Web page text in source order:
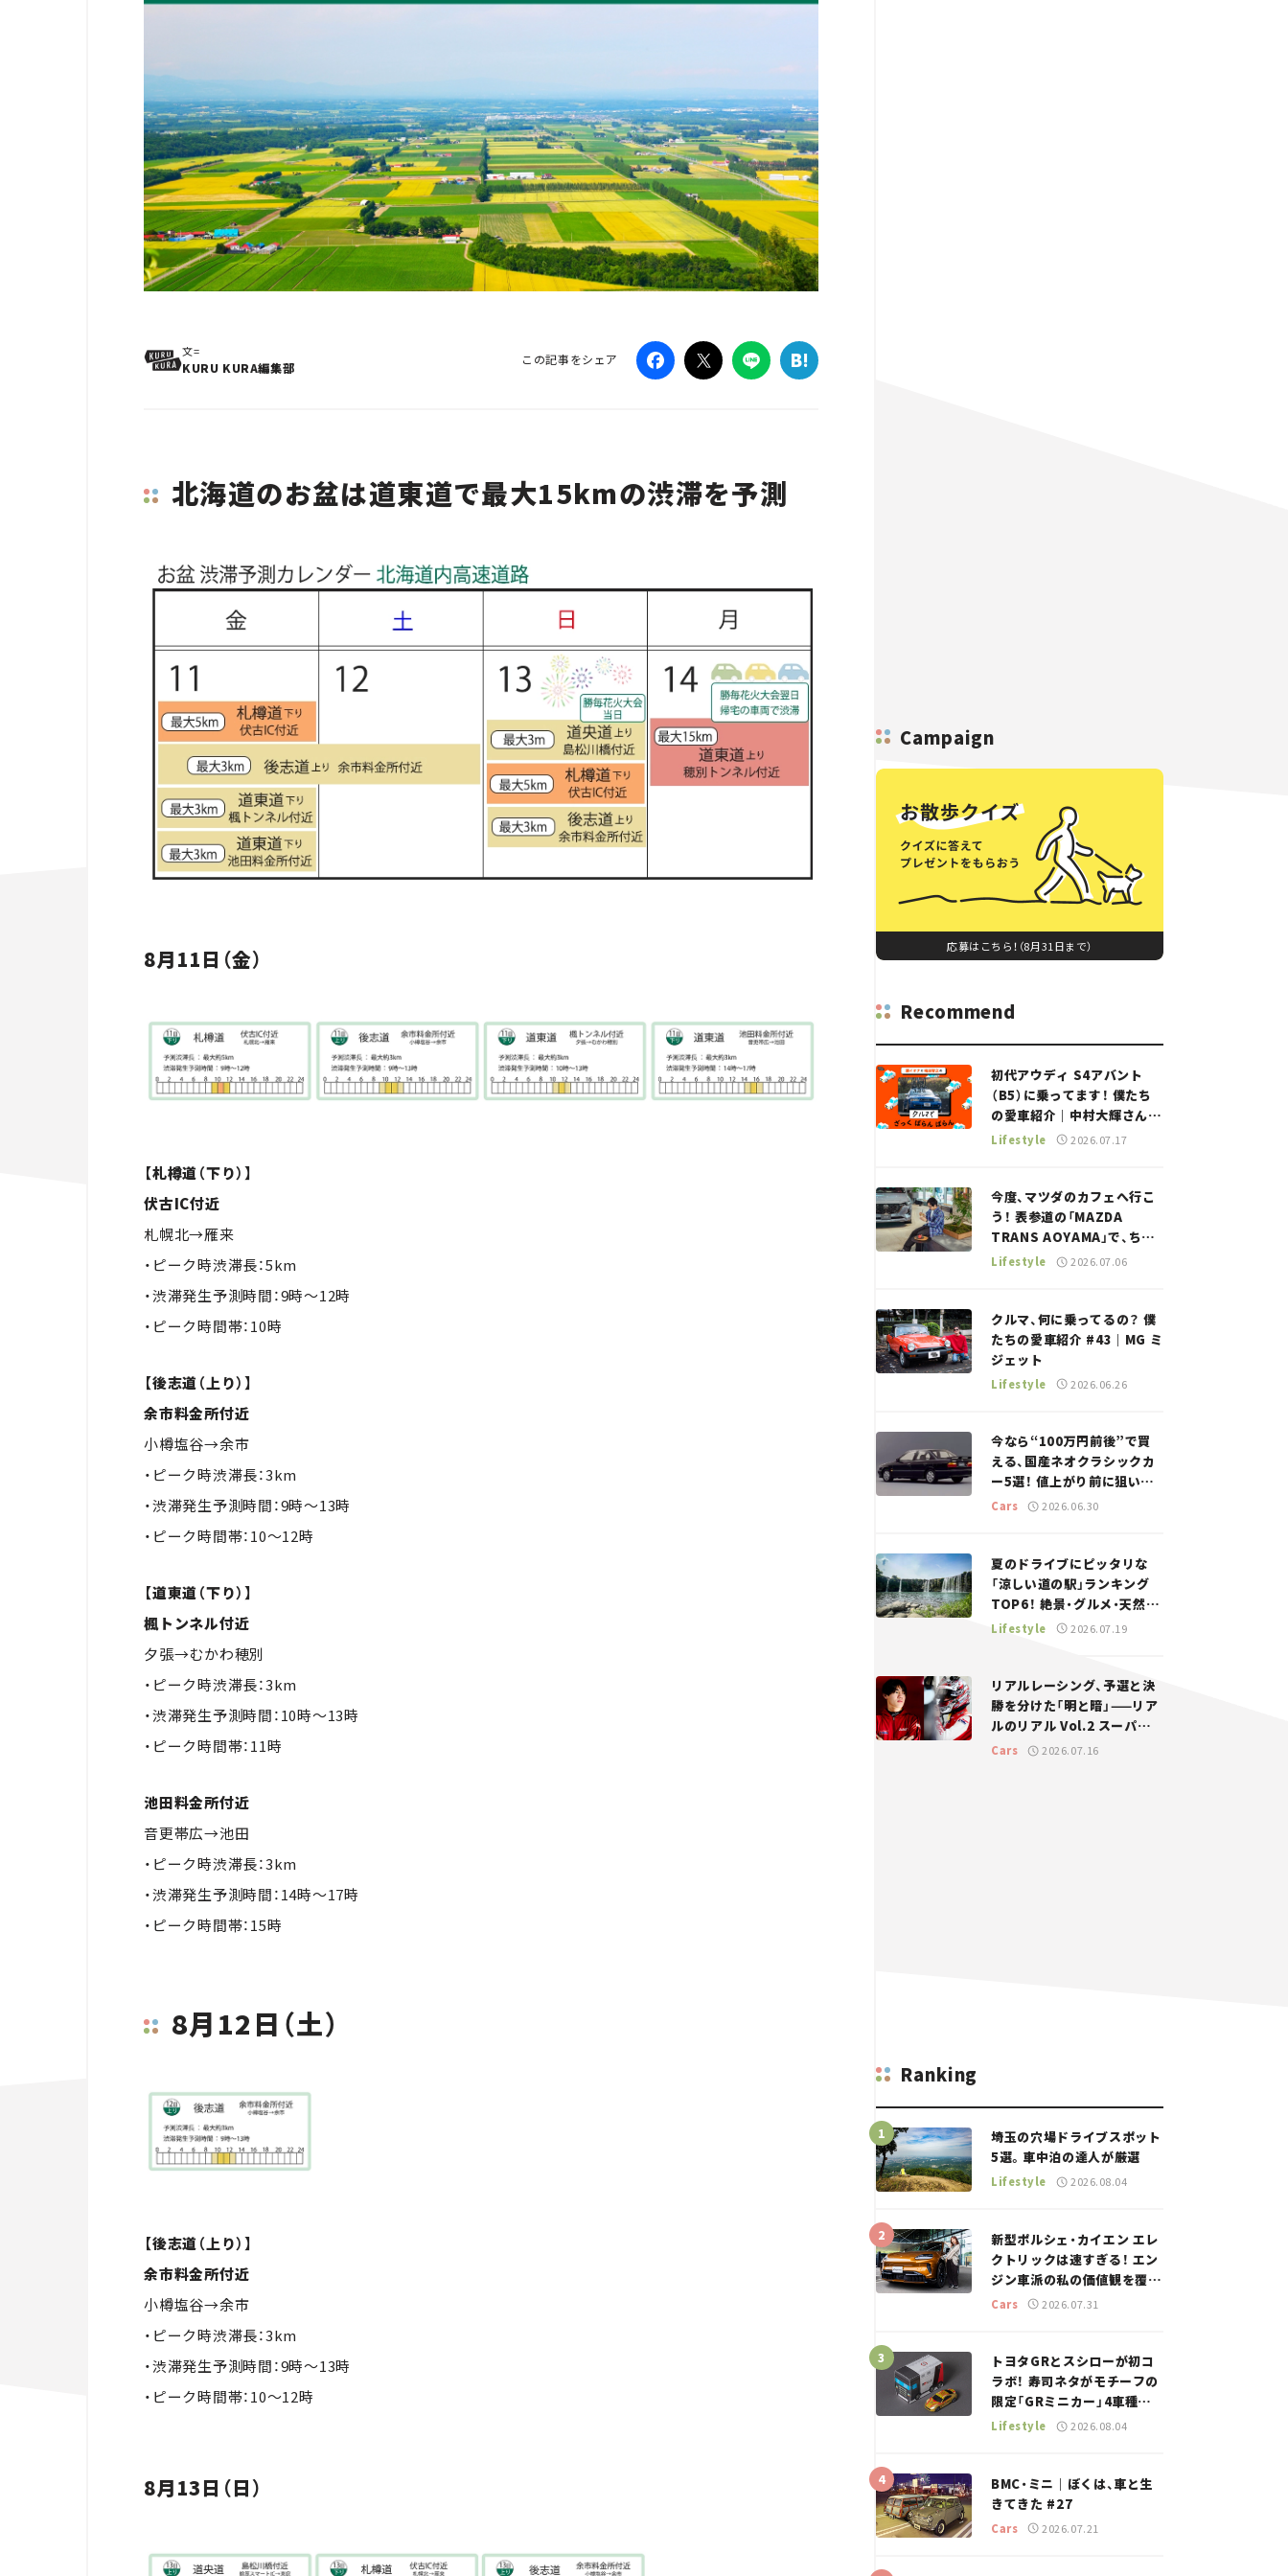
文=
KURU KURA編集部
この記事をシェア
北海道のお盆は道東道で最大15kmの渋滞を予測
8月11日（金）
【札樽道（下り）】
伏古IC付近
札幌北→雁来
・ピーク時渋滞長：5km
・渋滞発生予測時間：9時～12時
・ピーク時間帯：10時
【後志道（上り）】
余市料金所付近
小樽塩谷→余市
・ピーク時渋滞長：3km
・渋滞発生予測時間：9時～13時
・ピーク時間帯：10～12時
【道東道（下り）】
楓トンネル付近
夕張→むかわ穂別
・ピーク時渋滞長：3km
・渋滞発生予測時間：10時～13時
・ピーク時間帯：11時
池田料金所付近
音更帯広→池田
・ピーク時渋滞長：3km
・渋滞発生予測時間：14時～17時
・ピーク時間帯：15時
8月12日（土）
【後志道（上り）】
余市料金所付近
小樽塩谷→余市
・ピーク時渋滞長：3km
・渋滞発生予測時間：9時～13時
・ピーク時間帯：10～12時
8月13日（日）
Campaign
応募はこちら！（8月31日まで）
Recommend
初代アウディ S4アバント
（B5）に乗ってます！ 僕たち
の愛車紹介｜中村大輝さん
——瀬イオナと嶋田智之の
Lifestyle 2026.07.17
今度、マツダのカフェへ行こ
う！ 表参道の「MAZDA
TRANS AOYAMA」で、ちょ
っとひと息。——連載｜CCG
Lifestyle 2026.07.06
クルマ、何に乗ってるの？ 僕
たちの愛車紹介 #43｜MG ミ
ジェット
Lifestyle 2026.06.26
今なら“100万円前後”で買
える、国産ネオクラシックカ
ー5選！ 値上がり前に狙いた
い、中古車探しをお手伝い――ち
Cars 2026.06.30
夏のドライブにピッタリな
「涼しい道の駅」ランキング
TOP6！ 絶景・グルメ・天然ク
ーラーなど、避暑におすすめ
Lifestyle 2026.07.19
リアルレーシング、予選と決
勝を分けた「明と暗」——リア
ルのリアル Vol.2 スーパー
GT 2026開幕戦 岡山国際サ
Cars 2026.07.16
Ranking
埼玉の穴場ドライブスポット
5選。車中泊の達人が厳選
Lifestyle 2026.08.04
新型ポルシェ・カイエン エレ
クトリックは速すぎる！ エン
ジン車派の私の価値観を覆し
た、新しいポルシェの走り。
Cars 2026.07.31
トヨタGRとスシローが初コ
ラボ！ 寿司ネタがモチーフの
限定「GRミニカー」4車種が
登場。入手方法は？【クルマ
Lifestyle 2026.08.04
BMC・ミニ｜ぼくは、車と生
きてきた #27
Cars 2026.07.21